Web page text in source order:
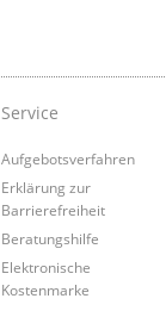
Service
Aufgebotsverfahren
Erklärung zur
Barrierefreiheit
Beratungshilfe
Elektronische
Kostenmarke